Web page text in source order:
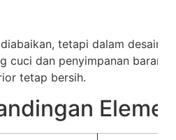
tetapi dalam desain
cuci dan penyimpanan
tetap bersih.